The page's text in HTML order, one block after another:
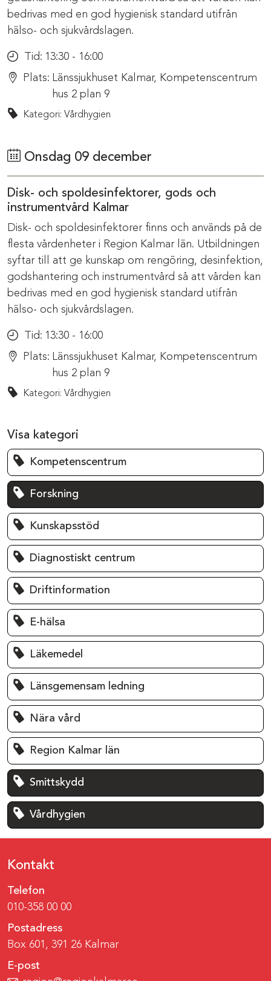
bedrivas med en god hygienisk standard utifrån
hälso- och sjukvårdslagen.
Tid: 13:30 - 16:00
Plats: Länssjukhuset Kalmar, Kompetenscentrum
hus 2 plan 9
Kategori: Vårdhygien
Onsdag 09 december
Disk- och spoldesinfektorer, gods och
instrumentvård Kalmar
Disk- och spoldesinfektorer finns och används på de
flesta vårdenheter i Region Kalmar län. Utbildningen
syftar till att ge kunskap om rengöring, desinfektion,
godshantering och instrumentvård så att vården kan
bedrivas med en god hygienisk standard utifrån
hälso- och sjukvårdslagen.
Tid: 13:30 - 16:00
Plats: Länssjukhuset Kalmar, Kompetenscentrum
hus 2 plan 9
Kategori: Vårdhygien
Visa kategori
Kompetenscentrum
Forskning
Kunskapsstöd
Diagnostiskt centrum
Driftinformation
E-hälsa
Läkemedel
Länsgemensam ledning
Nära vård
Region Kalmar län
Smittskydd
Vårdhygien
Kontakt
Telefon
010-358 00 00
Postadress
Box 601, 391 26 Kalmar
E-post